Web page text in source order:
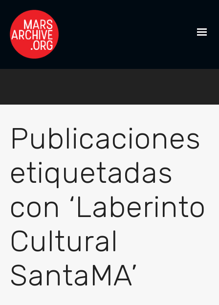
Publicaciones
etiquetadas
con ‘Laberinto
Cultural
SantaMA’